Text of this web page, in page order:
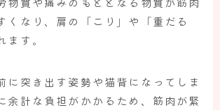
くなり、肩の「こり」や「重だる
ます。
に突き出す姿勢や猫背になってしま
余計な負担がかかるため、筋肉が緊